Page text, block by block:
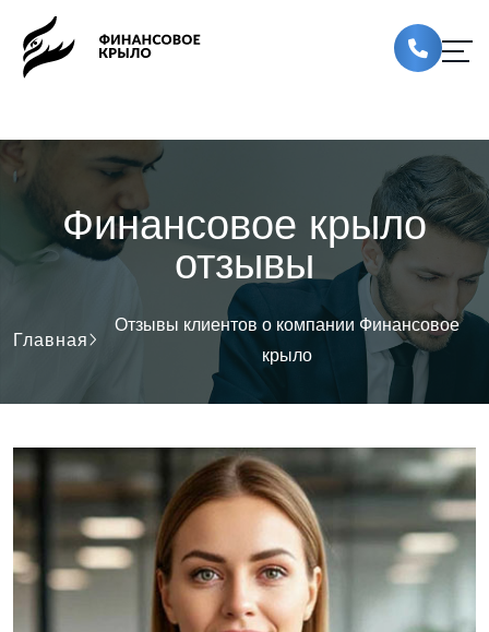
Финансовое крыло
отзывы
Главная
Отзывы клиентов о компании Финансовое
крыло